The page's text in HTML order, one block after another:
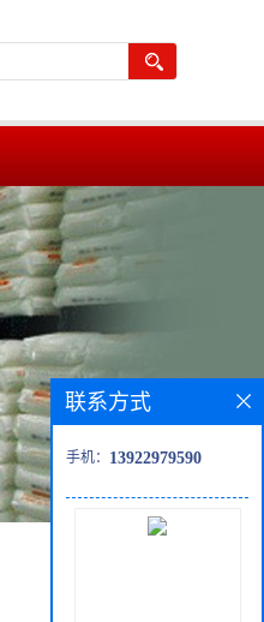
联系方式
手机： 13922979590